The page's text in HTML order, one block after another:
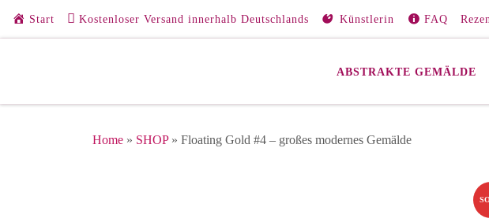
Zum Inhalt springen
Start Kostenloser Versand innerhalb Deutschlands Künstlerin FAQ
ABSTRAKTE GEMÄLDE
Home » SHOP» Floating Gold #4 – großes modernes Gemälde